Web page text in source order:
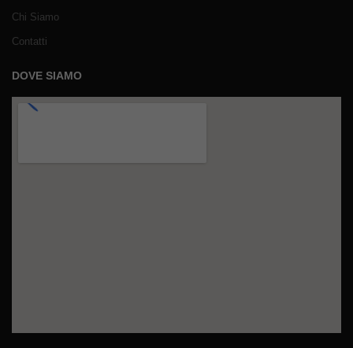
Chi Siamo
Contatti
DOVE SIAMO